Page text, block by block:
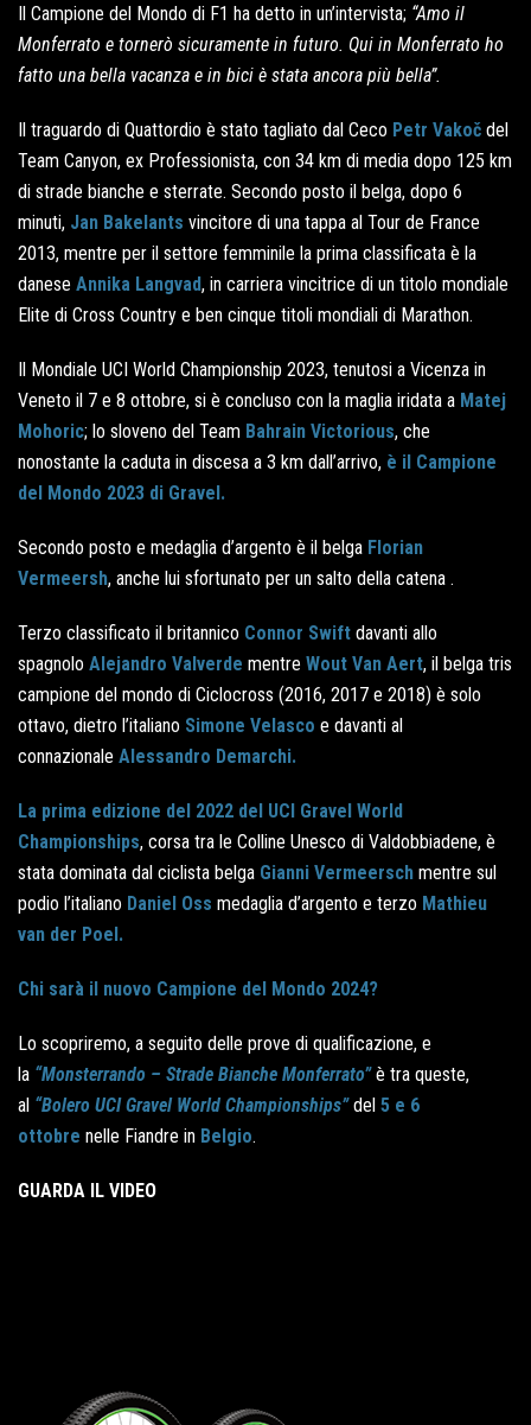
Il Campione del Mondo di F1 ha detto in un’intervista; “Amo il
Monferrato e tornerò sicuramente in futuro. Qui in Monferrato ho
fatto una bella vacanza e in bici è stata ancora più bella”.
Il traguardo di Quattordio è stato tagliato dal Ceco Petr Vakoč del
Team Canyon, ex Professionista, con 34 km di media dopo 125 km
di strade bianche e sterrate. Secondo posto il belga, dopo 6
minuti, Jan Bakelants vincitore di una tappa al Tour de France
2013, mentre per il settore femminile la prima classificata è la
danese Annika Langvad, in carriera vincitrice di un titolo mondiale
Elite di Cross Country e ben cinque titoli mondiali di Marathon.
Il Mondiale UCI World Championship 2023, tenutosi a Vicenza in
Veneto il 7 e 8 ottobre, si è concluso con la maglia iridata a Matej
Mohoric; lo sloveno del Team Bahrain Victorious, che
nonostante la caduta in discesa a 3 km dall’arrivo, è il Campione
del Mondo 2023 di Gravel.
Secondo posto e medaglia d’argento è il belga Florian
Vermeersh, anche lui sfortunato per un salto della catena .
Terzo classificato il britannico Connor Swift davanti allo
spagnolo Alejandro Valverde mentre Wout Van Aert, il belga tris
campione del mondo di Ciclocross (2016, 2017 e 2018) è solo
ottavo, dietro l’italiano Simone Velasco e davanti al
connazionale Alessandro Demarchi.
La prima edizione del 2022 del UCI Gravel World
Championships, corsa tra le Colline Unesco di Valdobbiadene, è
stata dominata dal ciclista belga Gianni Vermeersch mentre sul
podio l’italiano Daniel Oss medaglia d’argento e terzo Mathieu
van der Poel.
Chi sarà il nuovo Campione del Mondo 2024?
Lo scopriremo, a seguito delle prove di qualificazione, e
la “Monsterrando – Strade Bianche Monferrato”è tra queste,
al “Bolero UCI Gravel World Championships”del 5 e 6
ottobre nelle Fiandre in Belgio.
GUARDA IL VIDEO